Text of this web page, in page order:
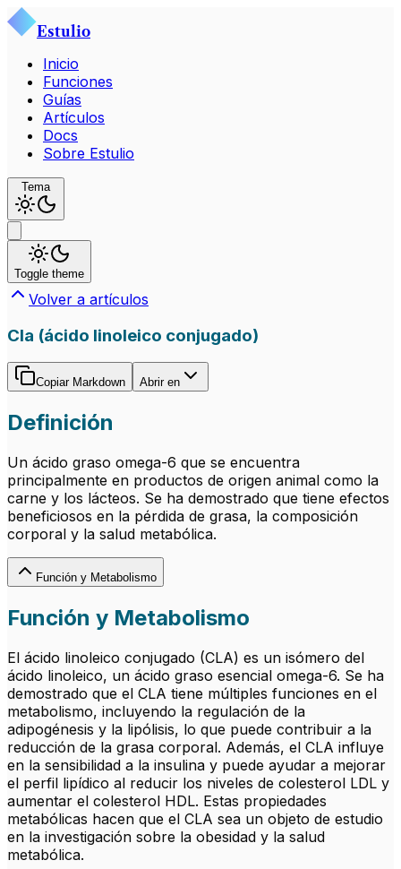
Estulio
Inicio
Funciones
Guías
Artículos
Docs
Sobre Estulio
Tema
Toggle theme
Volver a artículos
Cla (ácido linoleico conjugado)
Copiar Markdown Abrir en
Definición
Un ácido graso omega-6 que se encuentra
principalmente en productos de origen animal como la
carne y los lácteos. Se ha demostrado que tiene efectos
beneficiosos en la pérdida de grasa, la composición
corporal y la salud metabólica.
Función y Metabolismo
Función y Metabolismo
El ácido linoleico conjugado (CLA) es un isómero del
ácido linoleico, un ácido graso esencial omega-6. Se ha
demostrado que el CLA tiene múltiples funciones en el
metabolismo, incluyendo la regulación de la
adipogénesis y la lipólisis, lo que puede contribuir a la
reducción de la grasa corporal. Además, el CLA influye
en la sensibilidad a la insulina y puede ayudar a mejorar
el perfil lipídico al reducir los niveles de colesterol LDL y
aumentar el colesterol HDL. Estas propiedades
metabólicas hacen que el CLA sea un objeto de estudio
en la investigación sobre la obesidad y la salud
metabólica.